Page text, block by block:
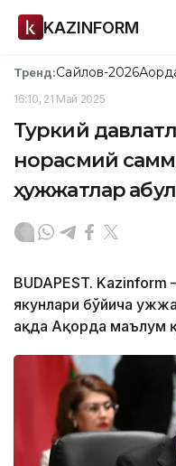
KAZINFORM
Тренд:Сайлов-2026
16:10, 21 Май 2025
Туркий
норасмий
ҳужжатлар
BUDAPEST. Kazinform
якунлари бўйича
ҳақда Ақорда маълум